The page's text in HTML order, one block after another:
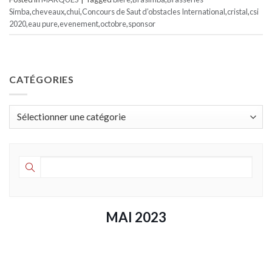
Simba,cheveaux,chui,Concours de Saut d’obstacles International,cristal,csi
2020,eau pure,evenement,octobre,sponsor
CATÉGORIES
Catégories
MAI 2023